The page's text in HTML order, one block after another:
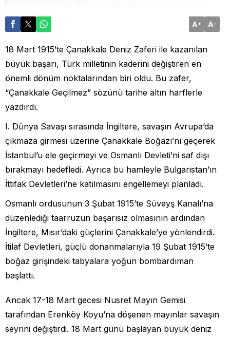
A+ A-
18 Mart 1915’te Çanakkale Deniz Zaferi ile kazanılan
büyük başarı, Türk milletinin kaderini değiştiren en
önemli dönüm noktalarından biri oldu. Bu zafer,
“Çanakkale Geçilmez” sözünü tarihe altın harflerle
yazdırdı.
I. Dünya Savaşı sırasında İngiltere, savaşın Avrupa’da
çıkmaza girmesi üzerine Çanakkale Boğazı’nı geçerek
İstanbul’u ele geçirmeyi ve Osmanlı Devleti’ni saf dışı
bırakmayı hedefledi. Ayrıca bu hamleyle Bulgaristan’ın
İttifak Devletleri’ne katılmasını engellemeyi planladı.
Osmanlı ordusunun 3 Şubat 1915’te Süveyş Kanalı’na
düzenlediği taarruzun başarısız olmasının ardından
İngiltere, Mısır’daki güçlerini Çanakkale’ye yönlendirdi.
İtilaf Devletleri, güçlü donanmalarıyla 19 Şubat 1915’te
boğaz girişindeki tabyalara yoğun bombardıman
başlattı.
Ancak 17-18 Mart gecesi Nusret Mayın Gemisi
tarafından Erenköy Koyu’na döşenen mayınlar savaşın
seyrini değiştirdi. 18 Mart günü başlayan büyük deniz